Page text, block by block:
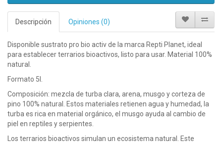
Descripción Opiniones (0)
Disponible sustrato pro bio activ de la marca Repti Planet, ideal
para establecer terrarios bioactivos, listo para usar. Material 100%
natural.
Formato 5l.
Composición: mezcla de turba clara, arena, musgo y corteza de
pino 100% natural. Estos materiales retienen agua y humedad, la
turba es rica en material orgánico, el musgo ayuda al cambio de
piel en reptiles y serpientes.
Los terrarios bioactivos simulan un ecosistema natural. Este